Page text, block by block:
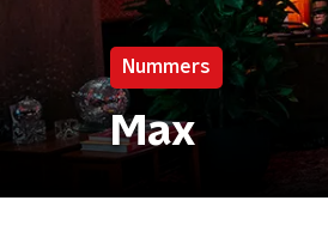
Nummers
Max